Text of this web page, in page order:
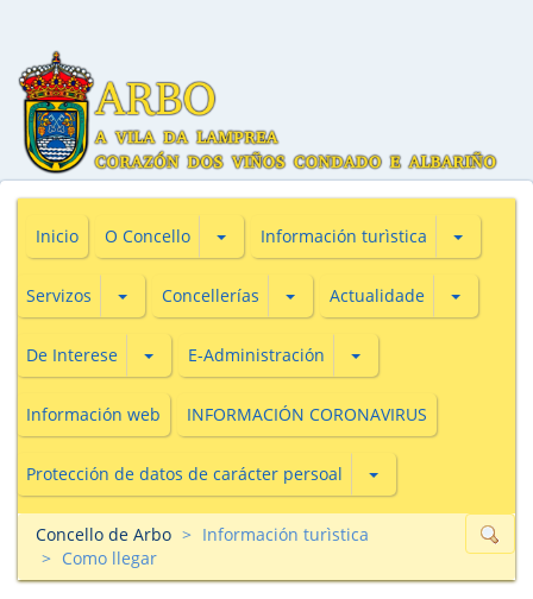
Inicio O Concello Subsecciones de O Concello
Información turìstica
Servizos Subsecciones de Servizos
Concellerías Subsecciones de Concellerías
Actualidade
De Interese Subsecciones de De Interese
E-Administración Subsecciones de E-
Información web INFORMACIÓN CORONAVIRUS
Protección de datos de carácter persoal Subsecciones de
Concello de Arbo
Información turìstica
Como llegar